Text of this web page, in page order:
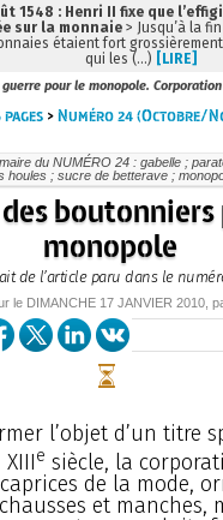
pour le monopole. Corporation
pages >Numéro 24 (Octobre/
du NUMÉRO 24 : gabelle ;
houles ; sucre de betterave ;
monopole
de l’article paru dans le
le DIMANCHE 17 JANVIER 2010 ,
l’objet d’un titre
e siècle, la
de la mode,
et manches,
1548 : Henri II fixe que
sur la monnaie > Jusqu’à la
étaient fort
qui les (…) [LIRE]